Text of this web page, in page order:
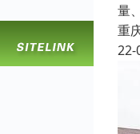
量
重
22-